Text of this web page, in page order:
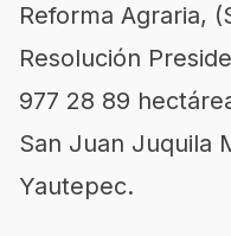
Reforma Agraria,
Resolución
977 28 89
San Juan Juquila
Yautepec.